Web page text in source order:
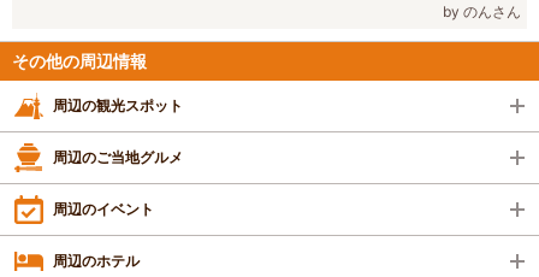
by のんさん
その他の周辺情報
周辺の観光スポット
周辺のご当地グルメ
周辺のイベント
周辺のホテル